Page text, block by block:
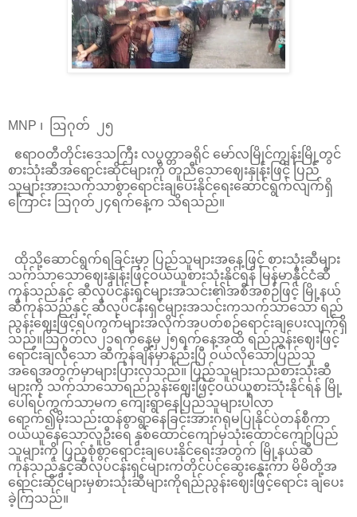
MNP ၊ ဩဂုတ် ၂၅
ဧရာဝတီတိုင်းဒေသကြီး လပွတ္တာခရိုင် မော်လမြိုင်ကျွန်းမြို့တွင်
စားသုံးဆီအရောင်းဆိုင်များကို တူညီသောဈေးနှုန်းဖြင့် ပြည်
သူများအားသက်သာစွာရောင်းချပေးနိုင်ရေးဆောင်ရွက်လျက်ရှိ
ကြောင်း ဩဂုတ်၂၄ရက်နေ့က သိရသည်။
ထိုသို့ဆောင်ရွက်ရခြင်းမှာ ပြည်သူများအနေ့ဖြင့် စားသုံးဆီများ
သက်သာသောဈေးနှုန်းဖြင့်ဝယ်ယူစားသုံးနိုင်ရန် မြန်မာနိုင်ငံဆီ
ကုန်သည်နှင့် ဆီလုပ်ငန်းရှင်များအသင်း၏အစီအစဉ်ဖြင့် မြို့နယ်
ဆီကုန်သည်နှင့် ဆီလုပ်ငန်းရှင်များအသင်းကသက်သာသော ရည်
ညွန်းဈေးဖြင့်ရပ်ကွက်များအလိုက်အပတ်စဉ်ရောင်းချပေးလျက်ရှိ
သည်။ဩဂုတ်လ၂၁ရက်နေ့မှ၂၅ရက်နေ့အထိ ရည်ညွန်းဈေးဖြင့်
ရောင်းချလိုသော ဆီကုန်ချိန်မှာနည်းပြီ ဝယ်လိုသောပြည်သူ
အရေအတွက်မှာများပြားလှသည်။ ပြည်သူများသည်စားသုံးဆီ
များကို သက်သာသောရည်ညွန်းဈေးဖြင့်ဝယ်ယူစားသုံးနိုင်ရန် မြို့
ပေါ်ရပ်ကွက်သာမက ကျေးရွာနေပြည်သူများပါလာ
ရောက်၍မိုးသည်းထန်စွာရွာနေခြင်းအားဂရုမပြုနိုင်ပဲတန်စီကာ
ဝယ်ယူနေသောလူဦးရေ နှစ်ထောင်ကျော်မှသုံးထောင်ကျော်ပြည်
သူများကို ပြည့်စုံစွာရောင်းချပေးနိုင်ရေးအတွက် မြို့နယ်ဆီ
ကုန်သည်နှင့်ဆီလုပ်ငန်းရှင်များကတိုင်ပင်ဆွေးနွေးကာ မိမိတို့အ
ရောင်းဆိုင်များမှစားသုံးဆီများကိုရည်ညွန်းဈေးဖြင့်ရောင်း ချပေး
ခဲ့ကြသည်။